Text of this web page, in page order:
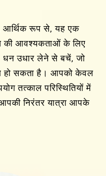
आर्थिक रूप से, यह एक
की आवश्यकताओं के लिए
धन उधार लेने से बचें, जो
हो सकता है। आपको केवल
तत्काल परिस्थितियों में
आपकी निरंतर यात्रा आपके